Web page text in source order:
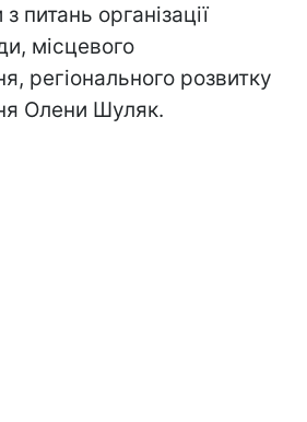
питань організації
місцевого
регіонального розвитку
Олени Шуляк.